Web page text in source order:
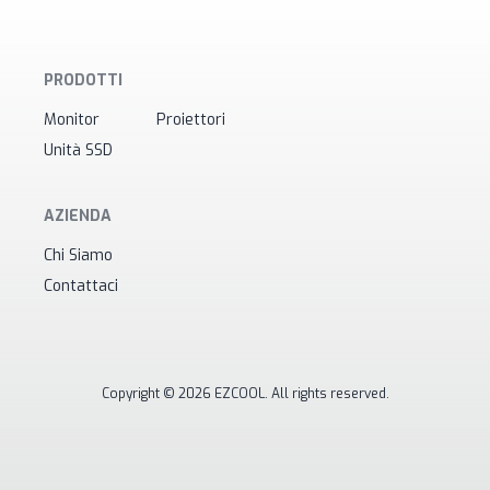
PRODOTTI
Monitor
Proiettori
Unità SSD
AZIENDA
Chi Siamo
Contattaci
Copyright © 2026 EZCOOL. All rights reserved.